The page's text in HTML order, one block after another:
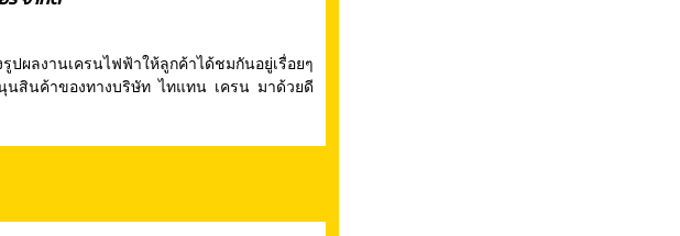
ผลงานเครนไฟฟ้าให้ลูกค้าได้ชมกันอยู่เรื่อยๆ
สินค้าของทางบริษัท ไทแทน เครน มาด้วยดี